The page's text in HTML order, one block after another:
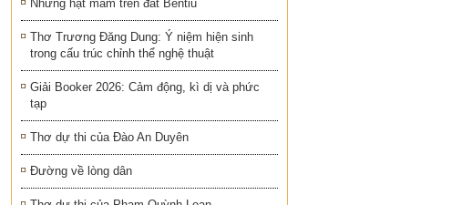
Những hạt mầm trên đất Bentiu
Thơ Trương Đăng Dung: Ý niệm hiện sinh
trong cấu trúc chỉnh thể nghệ thuật
Giải Booker 2026: Cảm động, kì dị và phức
tạp
Thơ dự thi của Đào An Duyên
Đường về lòng dân